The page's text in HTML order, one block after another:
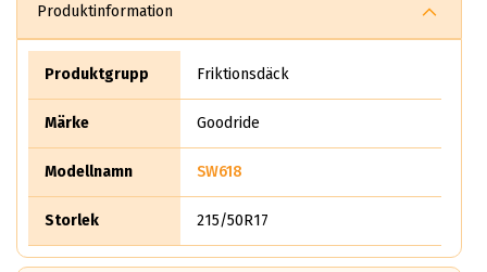
Produktinformation
Produktgrupp Friktionsdäck
Märke Goodride
Modellnamn SW618
Storlek 215/50R17